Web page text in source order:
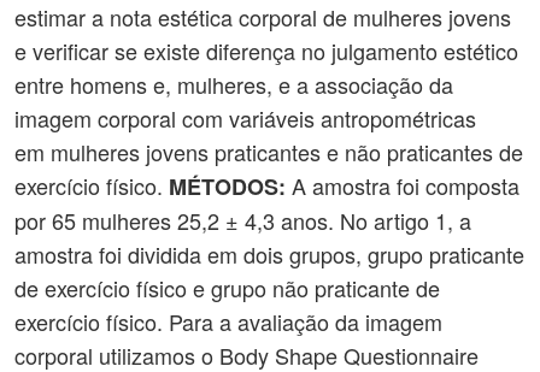
estimar a nota estética corporal de mulheres jovens
e verificar se existe diferença no julgamento estético
entre homens e, mulheres, e a associação da
imagem corporal com variáveis antropométricas
em mulheres jovens praticantes e não praticantes de
exercício físico. MÉTODOS: A amostra foi composta
por 65 mulheres 25,2 ± 4,3 anos. No artigo 1, a
amostra foi dividida em dois grupos, grupo praticante
de exercício físico e grupo não praticante de
exercício físico. Para a avaliação da imagem
corporal utilizamos o Body Shape Questionnaire